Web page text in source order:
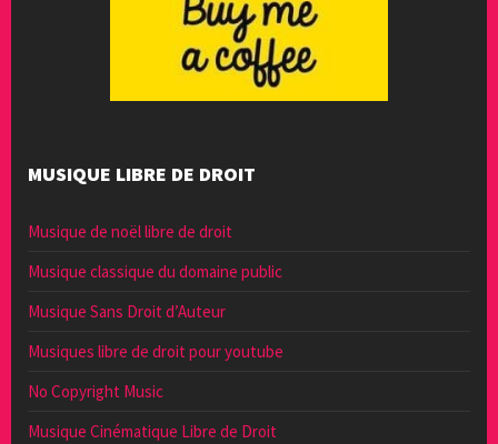
MUSIQUE LIBRE DE DROIT
Musique de noël libre de droit
Musique classique du domaine public
Musique Sans Droit d’Auteur
Musiques libre de droit pour youtube
No Copyright Music
Musique Cinématique Libre de Droit